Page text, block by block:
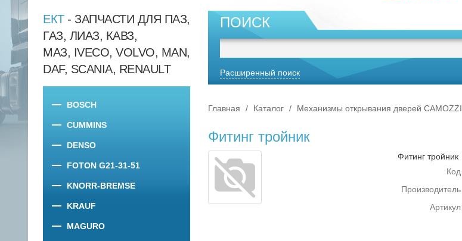
ЕКТ- ЗАПЧАСТИ ДЛЯ ПАЗ,
ГАЗ, ЛИАЗ, КАВЗ,
МАЗ, IVECO, VOLVO, MAN,
DAF, SCANIA, RENAULT
BOSCH
CUMMINS
DENSO
FOTON G21-31-51
KNORR-BREMSE
KRAUF
MAGURO
ПОИСК
Расширенный поиск
Главная Каталог Механизмы открывания дверей CAMOZZI
Фитинг тройник
Фитинг тройник
Код
Производитель
Артикул